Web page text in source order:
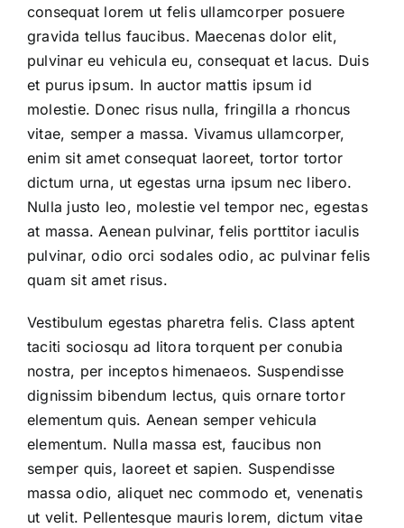
consequat lorem ut felis ullamcorper posuere
gravida tellus faucibus. Maecenas dolor elit,
pulvinar eu vehicula eu, consequat et lacus. Duis
et purus ipsum. In auctor mattis ipsum id
molestie. Donec risus nulla, fringilla a rhoncus
vitae, semper a massa. Vivamus ullamcorper,
enim sit amet consequat laoreet, tortor tortor
dictum urna, ut egestas urna ipsum nec libero.
Nulla justo leo, molestie vel tempor nec, egestas
at massa. Aenean pulvinar, felis porttitor iaculis
pulvinar, odio orci sodales odio, ac pulvinar felis
quam sit amet risus.
Vestibulum egestas pharetra felis. Class aptent
taciti sociosqu ad litora torquent per conubia
nostra, per inceptos himenaeos. Suspendisse
dignissim bibendum lectus, quis ornare tortor
elementum quis. Aenean semper vehicula
elementum. Nulla massa est, faucibus non
semper quis, laoreet et sapien. Suspendisse
massa odio, aliquet nec commodo et, venenatis
ut velit. Pellentesque mauris lorem, dictum vitae